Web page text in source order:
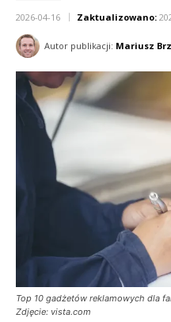
2026-04-16 Zaktualizowano:
Autor publikacji: Mariusz
Top 10 gadżetów reklamowych dla
Zdjęcie: vista.com